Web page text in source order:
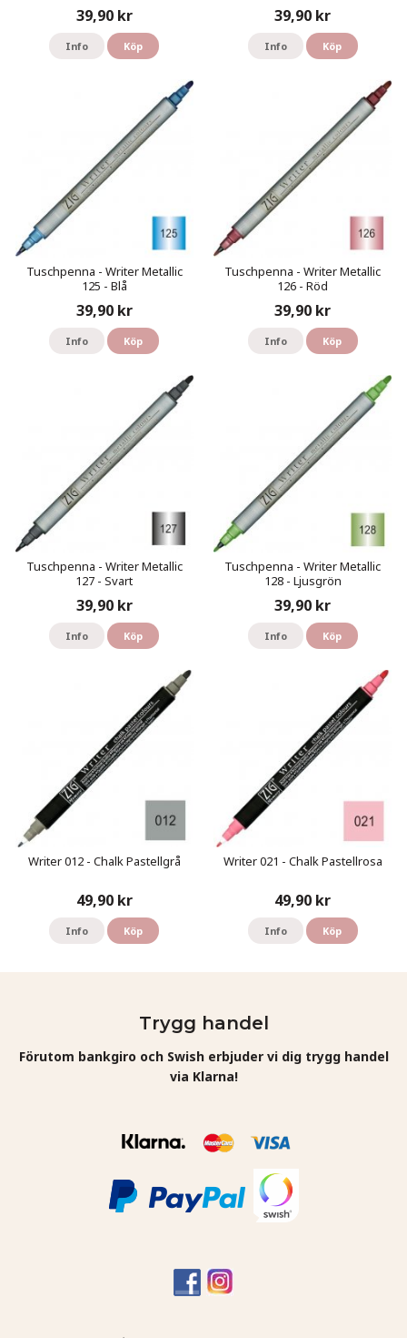
39,90 kr
Info Köp
39,90 kr
Info Köp
Tuschpenna - Writer Metallic
125 - Blå
39,90 kr
Info Köp
Tuschpenna - Writer Metallic
126 - Röd
39,90 kr
Info Köp
Tuschpenna - Writer Metallic
127 - Svart
39,90 kr
Info Köp
Tuschpenna - Writer Metallic
128 - Ljusgrön
39,90 kr
Info Köp
Writer 012 - Chalk Pastellgrå
49,90 kr
Info Köp
Writer 021 - Chalk Pastellrosa
49,90 kr
Info Köp
Trygg handel
Förutom bankgiro och Swish erbjuder vi dig trygg handel
via Klarna!